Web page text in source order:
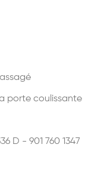
porte coulissante
D - 901 760 1347